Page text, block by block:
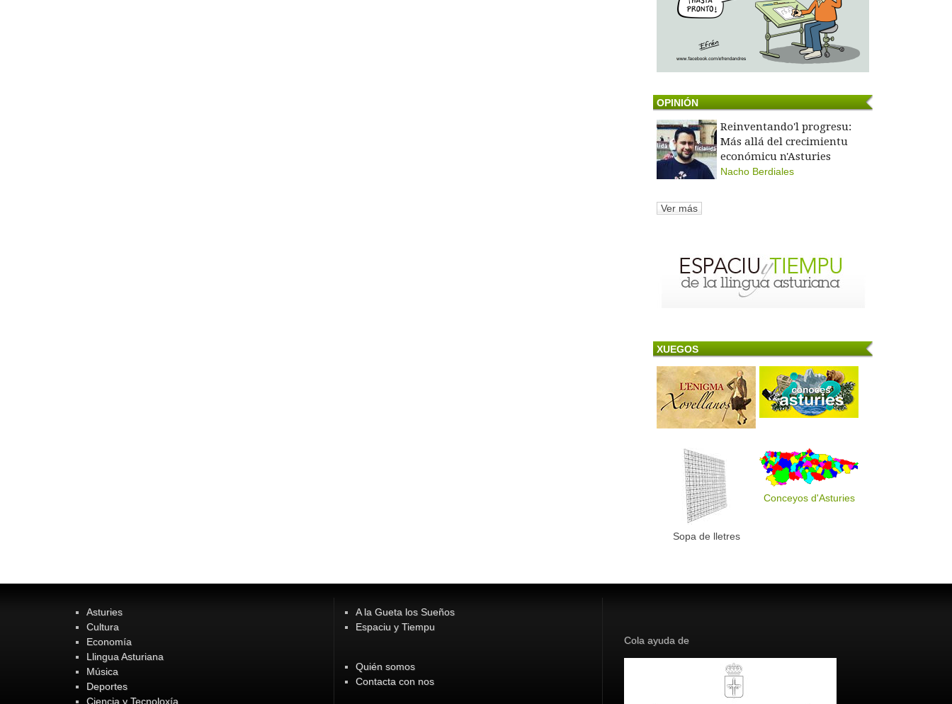
OPINIÓN
Reinventando'l progresu:
Más allá del crecimientu
económicu n'Asturies
Nacho Berdiales
Ver más
XUEGOS
Sopa de lletres
Conceyos d'Asturies
Asturies
Cultura
Economía
Llingua Asturiana
Música
Deportes
Ciencia y Tecnoloxía
A la Gueta los Sueños
Espaciu y Tiempu
Quién somos
Contacta con nos
Cola ayuda de